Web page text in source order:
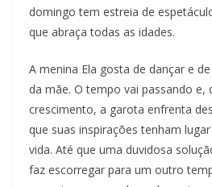
domingo tem estreia de
que abraça todas as idades.
A menina Ela gosta de dançar e
da mãe. O tempo vai passando e,
crescimento, a garota enfrenta
que suas inspirações tenham
vida. Até que uma duvidosa
faz escorregar para um outro